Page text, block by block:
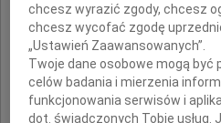
Z głębokim
chcesz wyrazić zgody, chcesz
chcesz wycofać zgodę
„Ustawień Zaawansowanych”.
Twoje dane osobowe mogą być
celów badania i mierzenia
funkcjonowania serwisów i
dot. świadczonych Tobie usług.